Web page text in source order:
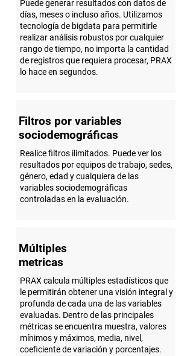
Puede generar resultados con datos de
días, meses o incluso años. Utilizamos
tecnología de bigdata para permitirle
realizar análisis robustos por cualquier
rango de tiempo, no importa la cantidad
de registros que requiera procesar, PRAX
lo hace en segundos.
Filtros por variables
sociodemográficas
Realice filtros ilimitados. Puede ver los
resultados por equipos de trabajo, sedes,
género, edad y cualquiera de las
variables sociodemográficas
controladas en la evaluación.
Múltiples
metricas
PRAX calcula múltiples estadísticos que
le permitirán obtener una visión integral y
profunda de cada una de las variables
evaluadas. Dentro de las principales
métricas se encuentra muestra, valores
mínimos y máximos, media, nivel,
coeficiente de variación y porcentajes.